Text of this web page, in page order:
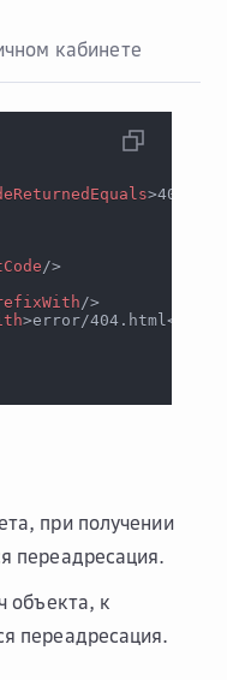
кабинете
>404
/>
/>
>error/404.html</
при получении
переадресация.
объекта, к
переадресация.